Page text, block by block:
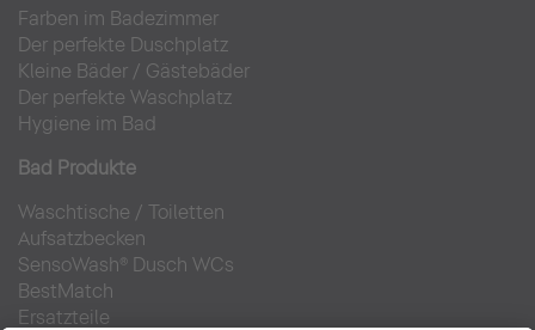
Farben im Badezimmer
Der perfekte Duschplatz
Kleine Bäder / Gästebäder
Der perfekte Waschplatz
Hygiene im Bad
Bad Produkte
Waschtische / Toiletten
Aufsatzbecken
SensoWash® Dusch WCs
BestMatch
Ersatzteile